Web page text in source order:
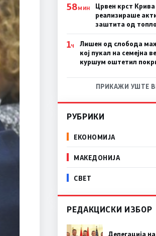
58МИН
Црвен крст
реализираше
заштита од
1Ч
Лишен од слобода
кој пукал на семејна
куршум оштетил
ПРИКАЖИ УШТЕ
РУБРИКИ
ЕКОНОМИЈА
МАКЕДОНИЈА
СВЕТ
РЕДАКЦИСКИ ИЗБОР
Делегација